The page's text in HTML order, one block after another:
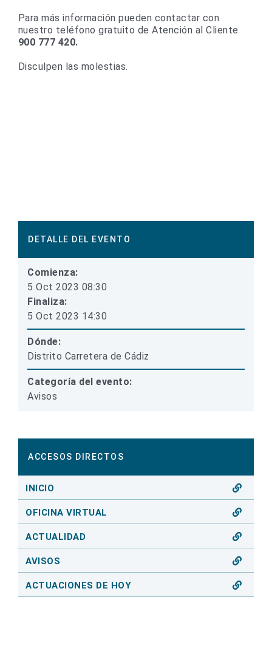
Para más información pueden contactar con
nuestro teléfono gratuito de Atención al Cliente
900 777 420.
Disculpen las molestias.
DETALLE DEL EVENTO
Comienza:
5 Oct 2023 08:30
Finaliza:
5 Oct 2023 14:30
Dónde:
Distrito Carretera de Cádiz
Categoría del evento:
Avisos
ACCESOS DIRECTOS
INICIO
OFICINA VIRTUAL
ACTUALIDAD
AVISOS
ACTUACIONES DE HOY